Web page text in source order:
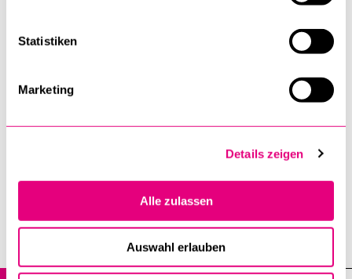
Statistiken
Marketing
Details zeigen
Alle zulassen
Auswahl erlauben
Religionsvielfalt im Kanton Luzern
Über das Projekt
ermöglicht hat.
«Rel-Lu / Sound of Religion» (www.unilu.ch/rel-LU) ist ein
Religionswissenschaftlichen Seminars der